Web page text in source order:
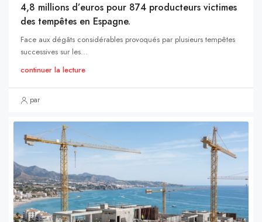
4,8 millions d’euros pour 874 producteurs victimes
des tempêtes en Espagne.
Face aux dégâts considérables provoqués par plusieurs tempêtes
successives sur les...
continuer la lecture
par